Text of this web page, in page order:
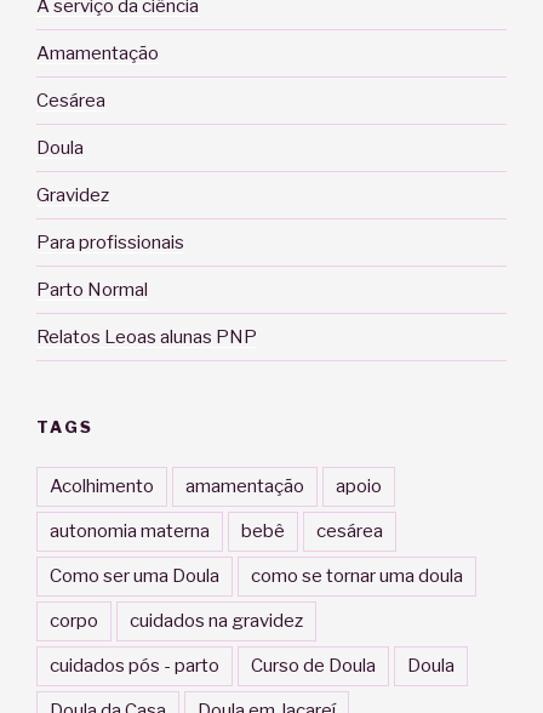
A serviço da ciência
Amamentação
Cesárea
Doula
Gravidez
Para profissionais
Parto Normal
Relatos Leoas alunas PNP
TAGS
Acolhimento amamentação apoio
autonomia materna bebê cesárea
Como ser uma Doula como se tornar uma doula
corpo cuidados na gravidez
cuidados pós - parto Curso de Doula Doula